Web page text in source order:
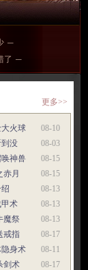
─
了 ─
更多>>
08-10
火球
08-03
到没
08-15
神兽
08-15
赤月
08-13
08-13
术
08-13
魔祭
08-17
戒指
08-11
身术
08-17
剑术